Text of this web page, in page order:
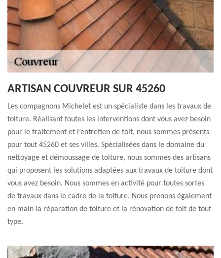
ARTISAN COUVREUR SUR 45260
Les compagnons Michelet est un spécialiste dans les travaux de
toiture. Réalisant toutes les interventions dont vous avez besoin
pour le traitement et l’entretien de toit, nous sommes présents
pour tout 45260 et ses villes. Spécialisées dans le domaine du
nettoyage et démoussage de toiture, nous sommes des artisans
qui proposent les solutions adaptées aux travaux de toiture dont
vous avez besoin. Nous sommes en activité pour toutes sortes
de travaux dans le cadre de la toiture. Nous prenons également
en main la réparation de toiture et la rénovation de toit de tout
type.